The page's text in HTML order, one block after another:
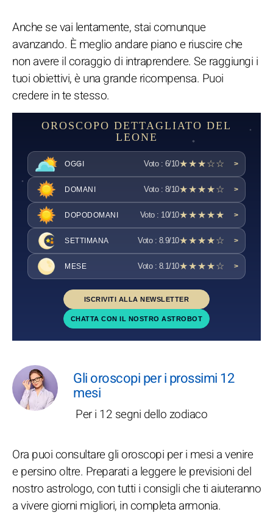
Anche se vai lentamente, stai comunque
avanzando. È meglio andare piano e riuscire che
non avere il coraggio di intraprendere. Se raggiungi i
tuoi obiettivi, è una grande ricompensa. Puoi
credere in te stesso.
OROSCOPO DETTAGLIATO DEL
LEONE
OGGI Voto : 6/10★★★☆☆ >
DOMANI Voto : 8/10★★★★☆ >
DOPODOMANI Voto : 10/10★★★★★ >
SETTIMANA Voto : 8.9/10★★★★☆ >
MESE Voto : 8.1/10★★★★☆ >
ISCRIVITI ALLA NEWSLETTER
CHATTA CON IL NOSTRO ASTROBOT
Gli oroscopi per i prossimi 12
mesi
Per i 12 segni dello zodiaco
Ora puoi consultare gli oroscopi per i mesi a venire
e persino oltre. Preparati a leggere le previsioni del
nostro astrologo, con tutti i consigli che ti aiuteranno
a vivere giorni migliori, in completa armonia.